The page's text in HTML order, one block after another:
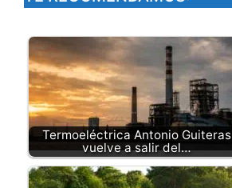
Termoeléctrica Antonio Guiteras
vuelve a salir del…